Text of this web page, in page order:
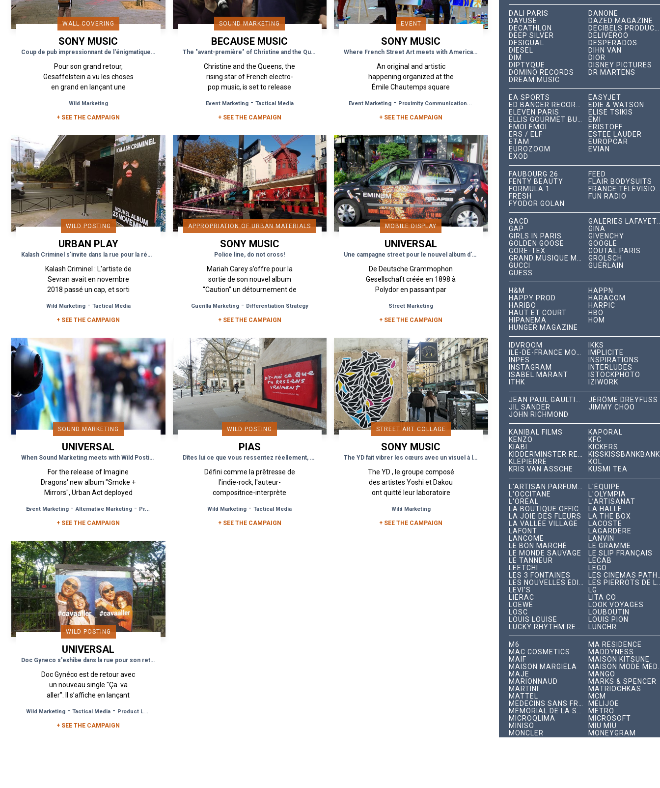
WALL COVERING
SONY MUSIC
Coup de pub impressionnant de l'énigmatique DJ Gesaffelstein dans Paris
Pour son grand retour,
Gesaffelstein a vu les choses
en grand en lançant une
Marketing. En octobre 2018, le
DJ a pris possession du mur...
Wild Marketing
+ SEE THE CAMPAIGN
SOUND MARKETING
BECAUSE MUSIC
The "avant-première" of Christine and the Queens’ new album in a bus stop
Christine and the Queens, the
rising star of French electro-
pop music, is set to release
Humaine" on the Because
Music record...
Event Marketing- Tactical Media
+ SEE THE CAMPAIGN
EVENT
SONY MUSIC
Where French Street Art meets with American Indie Pop!
An original and artistic
happening organized at the
Émile Chautemps square
where the biggest fans of
Foster the People have been...
Event Marketing - Proximity Communication- Differentiation Strategy
+ SEE THE CAMPAIGN
WILD POSTING
URBAN PLAY
Kalash Criminel s'invite dans la rue pour la réédition de son album
Kalash Criminel : L'artiste de
Sevran avait en novembre
2018 passé un cap, et sorti
aux Lions". Mais Kalash...
Wild Marketing- Tactical Media
+ SEE THE CAMPAIGN
APPROPRIATION OF URBAN MATERIALS
SONY MUSIC
Police line, do not cross!
Mariah Carey s’offre pour la
sortie de son nouvel album
“Caution” un détournement de
places fortes et lieux
emblématiques de Paris
Guerilla Marketing- Differentiation Strategy
+ SEE THE CAMPAIGN
MOBILE DISPLAY
UNIVERSAL
MUSIC GROUP
Une campagne street pour le nouvel album d'Eminem
De Deutsche Grammophon
Gesellschaft créée en 1898 à
Polydor en passant par
Island… Universal Music, c’est
aujourd’hui plus de 110 ans...
Street Marketing
+ SEE THE CAMPAIGN
SOUND MARKETING
UNIVERSAL
MUSIC GROUP
When Sound Marketing meets with Wild Posting!
For the release of Imagine
Dragons' new album "Smoke +
Mirrors", Urban Act deployed
campaign in the streets Paris
that combined visual...
Event Marketing - Alternative Marketing - Product Launch
+ SEE THE CAMPAIGN
WILD POSTING
PIAS
RECORDINGS
Dîtes lui ce que vous ressentez réellement, elle vous écoute
Défini comme la prêtresse de
l'indie-rock, l'auteur-
compositrice-interprète
sort son deuxième album
baptisé "Tell Ho How You
Wild Marketing -Tactical Media
+ SEE THE CAMPAIGN
STREET ART COLLAGE
SONY MUSIC
The YD fait vibrer les cœurs avec un visuel à l'image du groupe pop-électro !
The YD , le groupe composé
des artistes Yoshi et Dakou
ont quitté leur laboratoire
découvrir la pochette de leur
premier projet "Earth...
Wild Marketing
+ SEE THE CAMPAIGN
WILD POSTING
UNIVERSAL
MUSIC GROUP
Doc Gyneco s'exhibe dans la rue pour son retour
Doc Gynéco est de retour avec
un nouveau single "Ça va
aller". Il s’affiche en lançant
Sauvage en 3 vagues. Des
affiches reprenant...
Wild Marketing - Tactical Media - Product Launch
+ SEE THE CAMPAIGN
DALÍ PARIS
DANONE
DAYUSE
DAZED MAGAZINE
DECATHLON
DEEP SILVER
DELIVEROO
DESIGUAL
DESPERADOS
DIESEL
DIHN VAN
DIM
DIOR
DIPTYQUE
DISNEY PICTURES
DOMINO RECORDS
DR MARTENS
DREAM MUSIC
EA SPORTS
EASYJET
EDIE & WATSON
ELEVEN PARIS
ÉLISE TSIKIS
EMI
ÉMOI ÉMOI
ERISTOFF
ERS / ELF
ESTÉE LAUDER
ETAM
EUROPCAR
EUROZOOM
EVIAN
EXOD
FAUBOURG 26
FEED
FENTY BEAUTY
FLAIR BODYSUITS
FORMULA 1
FRESH
FUN RADIO
FYODOR GOLAN
GACD
GAP
GINA
GIRLS IN PARIS
GIVENCHY
GOLDEN GOOSE
GOOGLE
GORE-TEX
GOUTAL PARIS
GROLSCH
GUCCI
GUERLAIN
GUESS
H&M
HAPPN
HAPPY PROD
HARACOM
HARIBO
HARPIC
HAUT ET COURT
HBO
HIPANEMA
HOM
HUNGER MAGAZINE
IDVROOM
IKKS
IMPLICITE
INPES
INSPIRATIONS
INSTAGRAM
INTERLUDES
ISABEL MARANT
ISTOCKPHOTO
ITHK
IZIWORK
JÉRÔME DREYFUSS
JIL SANDER
JIMMY CHOO
JOHN RICHMOND
KANIBAL FILMS
KAPORAL
KENZO
KFC
KIABI
KICKERS
KISSKISSBANKBANK
KLEPIERRE
KOL
KRIS VAN ASSCHE
KUSMI TEA
L'ÉQUIPE
L'OCCITANE
L'OLYMPIA
L'ORÉAL
L’ARTISANAT
LA HALLE
LA JOIE DES FLEURS
LA THÉ BOX
LA VALLÉE VILLAGE
LACOSTE
LAFONT
LAGARDÈRE
LANCÔME
LANVIN
LE BON MARCHÉ
LE GRAMME
LE MONDE SAUVAGE
LE SLIP FRANÇAIS
LE TANNEUR
LECAB
LEETCHI
LEGO
LES 3 FONTAINES
LEVI'S
LG
LIERAC
LITA CO
LOEWE
LOOK VOYAGES
LOSC
LOUBOUTIN
LOUIS LOUISE
LOUIS PION
LUNCHR
M6
MA RÉSIDENCE
MAC COSMETICS
MADDYNESS
MAIF
MAISON KITSUNÉ
MAISON MARGIELA
MAJE
MANGO
MARIONNAUD
MARKS & SPENCER
MARTINI
MATRIOCHKAS
MATTEL
MCM
MELIJOE
METRO
MICROQLIMA
MICROSOFT
MINISO
MIU MIU
MONCLER
MONEYGRAM